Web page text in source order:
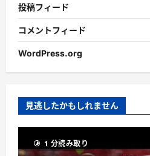
投稿フィード
コメントフィード
WordPress.org
見逃したかもしれません
1 分読み取り